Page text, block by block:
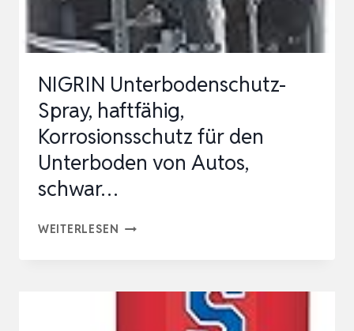
2000®
I
LÖSEN,
FEUCH…
NIGRIN Unterbodenschutz-
Spray, haftfähig,
Korrosionsschutz für den
Unterboden von Autos,
schwar…
WEITERLESEN NIGRIN
KORROSIONSSCHUTZ